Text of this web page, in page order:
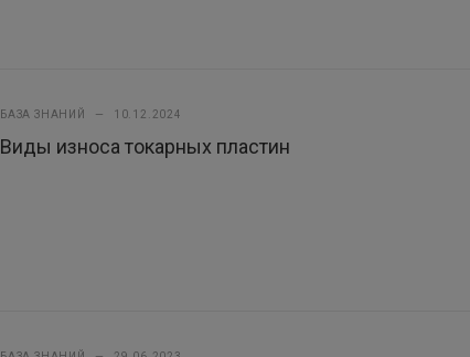
БАЗА ЗНАНИЙ — 10.12.2024
Виды износа токарных пластин